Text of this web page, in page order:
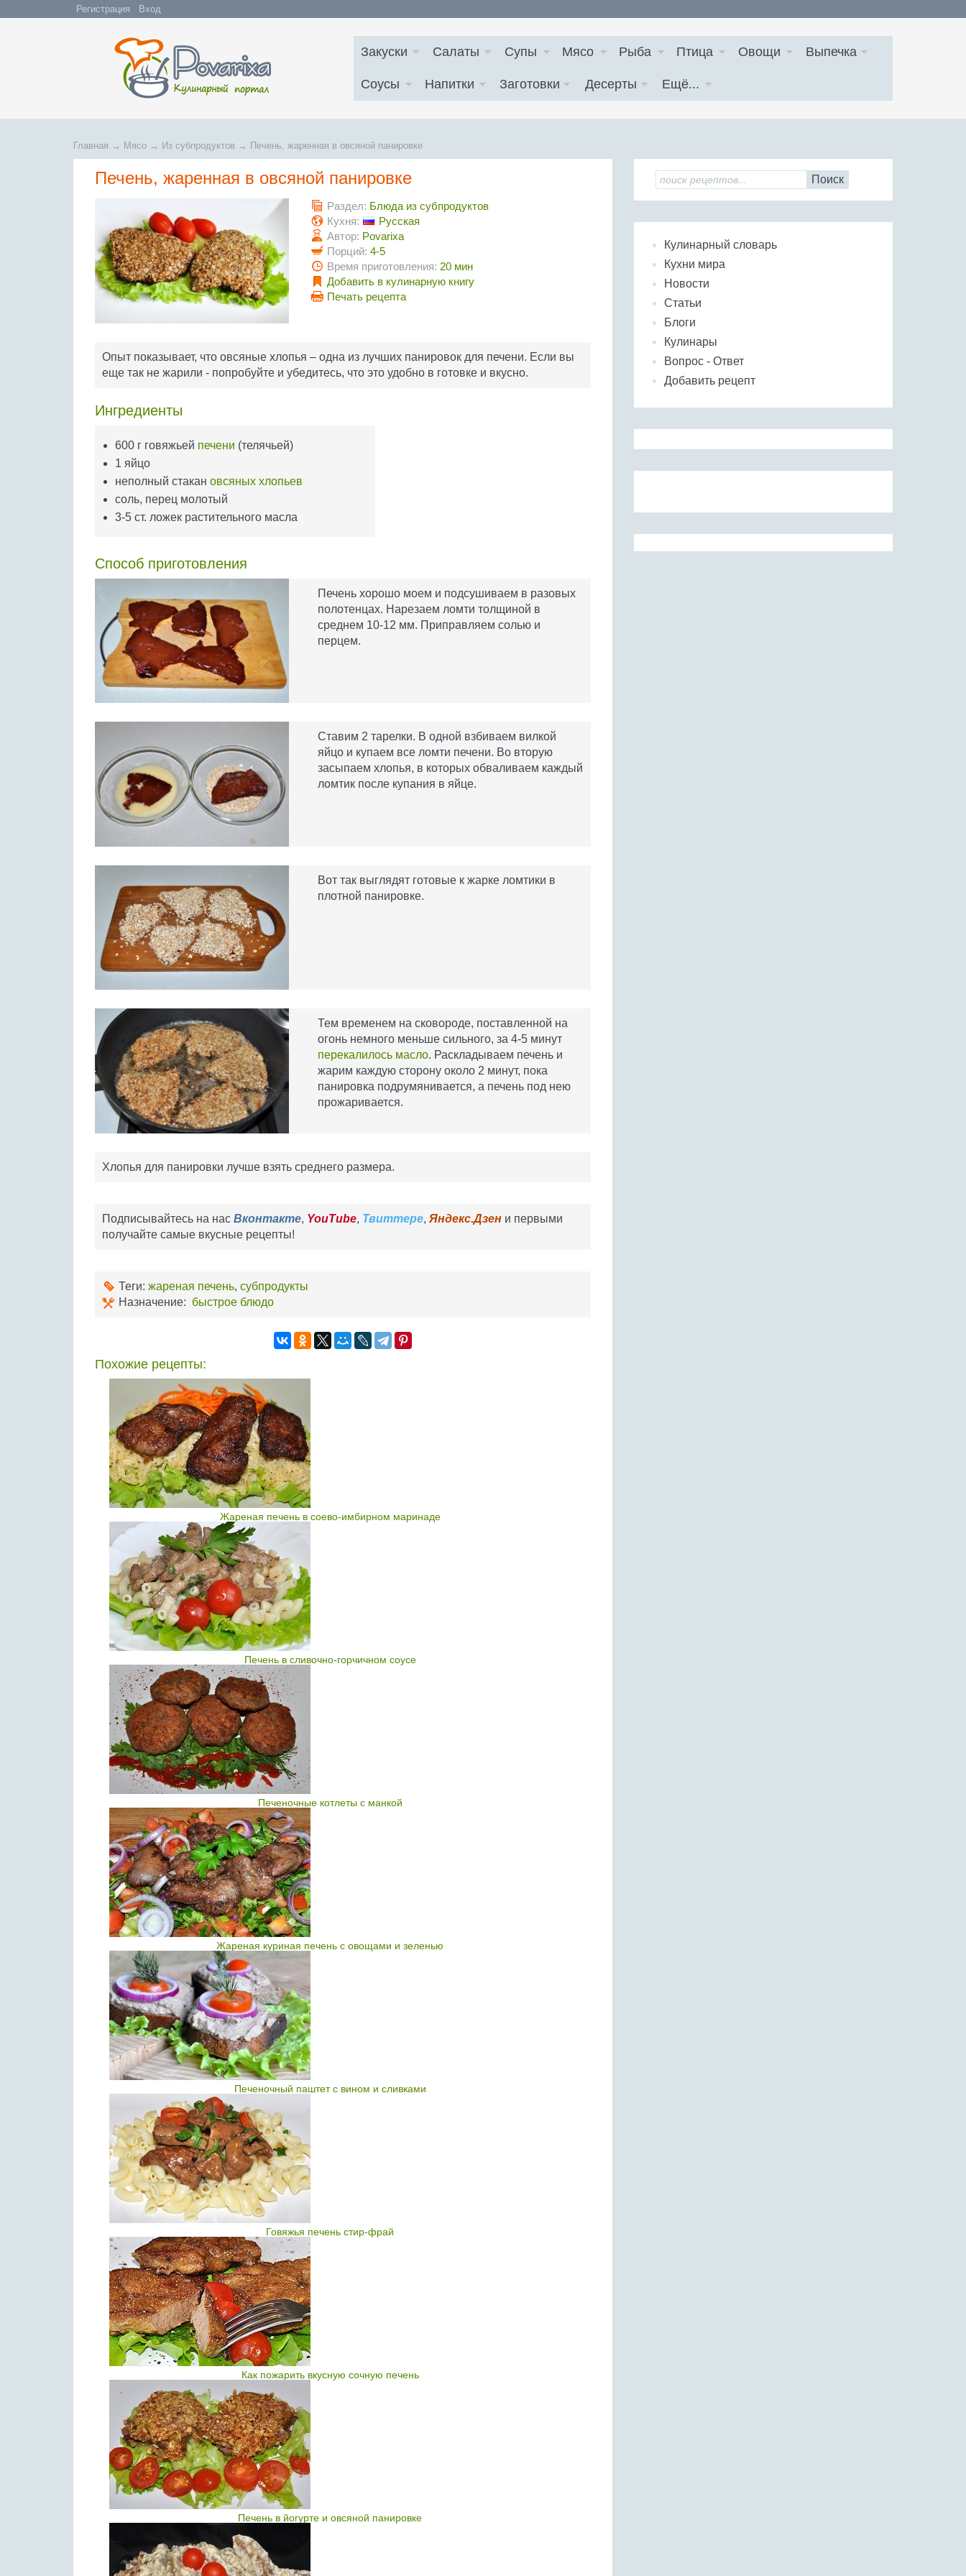
Регистрация Вход
Закуски Салаты Супы Мясо Рыба Птица Овощи Выпечка
Соусы Напитки Заготовки Десерты Ещё...
Главная → Мясо → Из субпродуктов → Печень, жаренная в овсяной панировке
Печень, жаренная в овсяной панировке
Раздел: Блюда из субпродуктов
Кухня:
Русская
Автор: Povarixa
Порций: 4-5
Время приготовления: 20 мин
Добавить в кулинарную книгу
Печать рецепта
Опыт показывает, что овсяные хлопья – одна из лучших панировок для печени. Если вы
еще так не жарили - попробуйте и убедитесь, что это удобно в готовке и вкусно.
Ингредиенты
600 г говяжьей печени (телячьей)
1 яйцо
неполный стакан овсяных хлопьев
соль, перец молотый
3-5 ст. ложек растительного масла
Способ приготовления
Печень хорошо моем и подсушиваем в разовых
полотенцах. Нарезаем ломти толщиной в
среднем 10-12 мм. Приправляем солью и
перцем.
Ставим 2 тарелки. В одной взбиваем вилкой
яйцо и купаем все ломти печени. Во вторую
засыпаем хлопья, в которых обваливаем каждый
ломтик после купания в яйце.
Вот так выглядят готовые к жарке ломтики в
плотной панировке.
Тем временем на сковороде, поставленной на
огонь немного меньше сильного, за 4-5 минут
перекалилось масло. Раскладываем печень и
жарим каждую сторону около 2 минут, пока
панировка подрумянивается, а печень под нею
прожаривается.
Хлопья для панировки лучше взять среднего размера.
Подписывайтесь на нас Вконтакте, YouTube, Твиттере, Яндекс.Дзен и первыми
получайте самые вкусные рецепты!
Теги: жареная печень, субпродукты
Назначение: быстрое блюдо
Похожие рецепты:
Жареная печень в соево-имбирном маринаде
Печень в сливочно-горчичном соусе
Печеночные котлеты с манкой
Жареная куриная печень с овощами и зеленью
Печеночный паштет с вином и сливками
Говяжья печень стир-фрай
Как пожарить вкусную сочную печень
Печень в йогурте и овсяной панировке
Поиск
Кулинарный словарь
Кухни мира
Новости
Статьи
Блоги
Кулинары
Вопрос - Ответ
Добавить рецепт